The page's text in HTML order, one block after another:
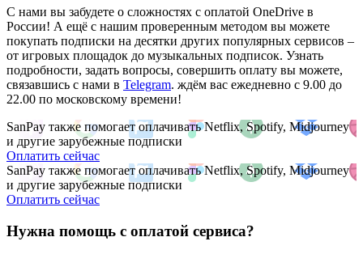
С нами вы забудете о сложностях с оплатой OneDrive в
России! А ещё с нашим проверенным методом вы можете
покупать подписки на десятки других популярных сервисов –
от игровых площадок до музыкальных подписок. Узнать
подробности, задать вопросы, совершить оплату вы можете,
связавшись с нами в Telegram. ждём вас ежедневно с 9.00 до
22.00 по московскому времени!
SanPay также помогает оплачивать Netflix, Spotify, Midjourney
и другие зарубежные подписки
Оплатить сейчас
SanPay также помогает оплачивать Netflix, Spotify, Midjourney
и другие зарубежные подписки
Оплатить сейчас
Нужна помощь с оплатой сервиса?